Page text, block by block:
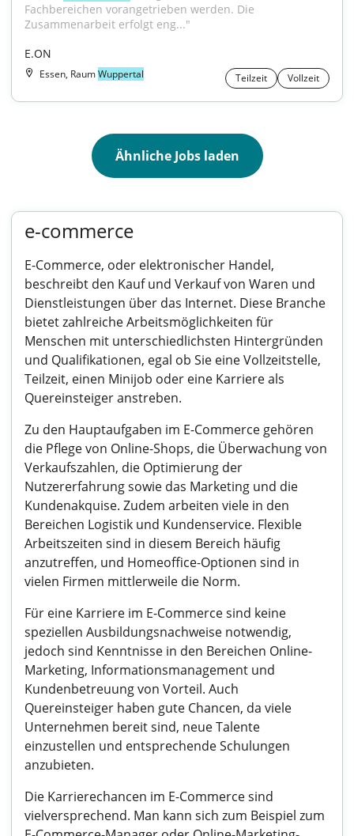
Fachbereichen vorangetrieben werden. Die
Zusammenarbeit erfolgt eng..."
E.ON
Essen, RaumWuppertal Teilzeit Vollzeit
Ähnliche Jobs laden
e-commerce
E-Commerce, oder elektronischer Handel,
beschreibt den Kauf und Verkauf von Waren und
Dienstleistungen über das Internet. Diese Branche
bietet zahlreiche Arbeitsmöglichkeiten für
Menschen mit unterschiedlichsten Hintergründen
und Qualifikationen, egal ob Sie eine Vollzeitstelle,
Teilzeit, einen Minijob oder eine Karriere als
Quereinsteiger anstreben.
Zu den Hauptaufgaben im E-Commerce gehören
die Pflege von Online-Shops, die Überwachung von
Verkaufszahlen, die Optimierung der
Nutzererfahrung sowie das Marketing und die
Kundenakquise. Zudem arbeiten viele in den
Bereichen Logistik und Kundenservice. Flexible
Arbeitszeiten sind in diesem Bereich häufig
anzutreffen, und Homeoffice-Optionen sind in
vielen Firmen mittlerweile die Norm.
Für eine Karriere im E-Commerce sind keine
speziellen Ausbildungsnachweise notwendig,
jedoch sind Kenntnisse in den Bereichen Online-
Marketing, Informationsmanagement und
Kundenbetreuung von Vorteil. Auch
Quereinsteiger haben gute Chancen, da viele
Unternehmen bereit sind, neue Talente
einzustellen und entsprechende Schulungen
anzubieten.
Die Karrierechancen im E-Commerce sind
vielversprechend. Man kann sich zum Beispiel zum